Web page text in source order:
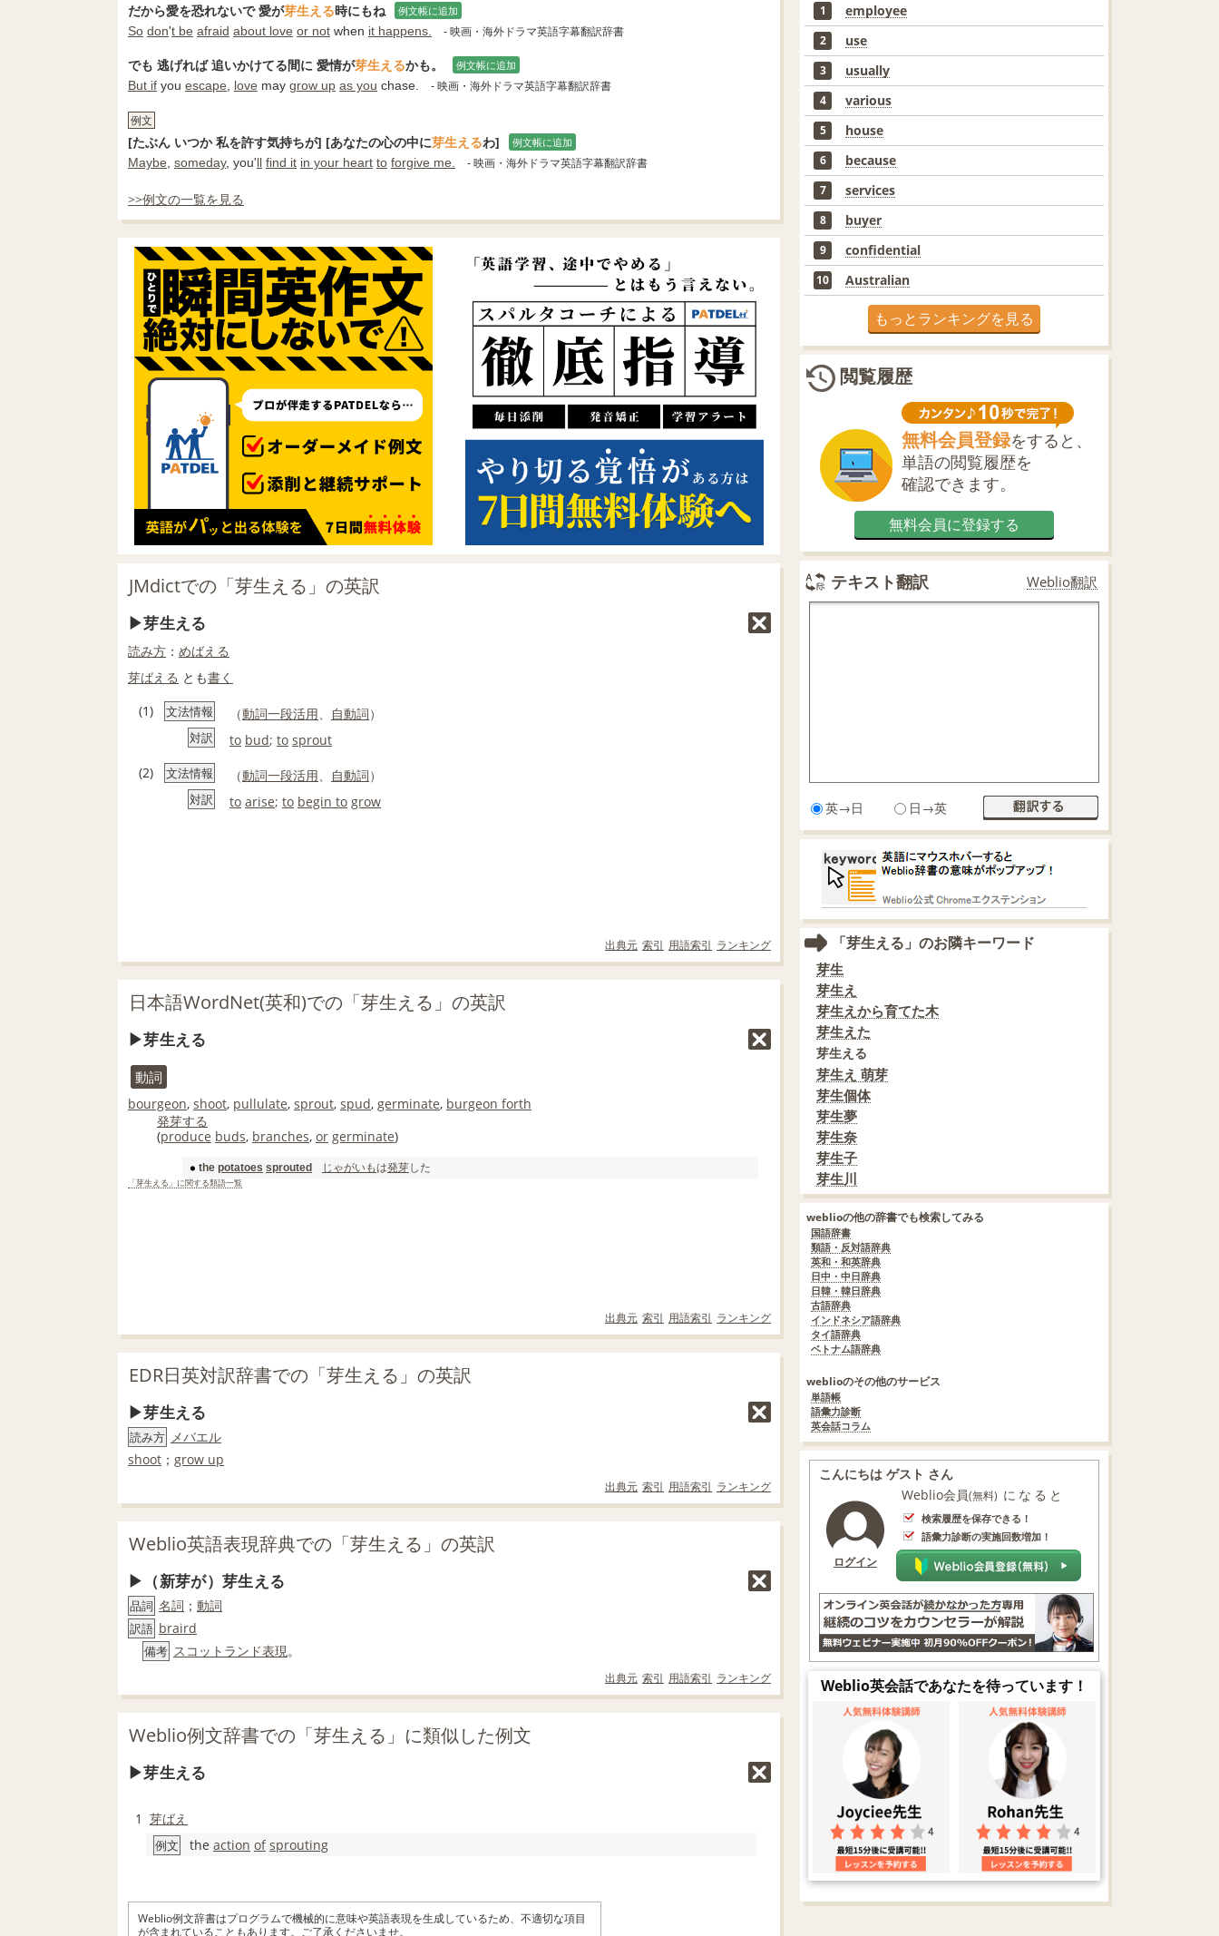
だから愛を恐れないで 愛が芽生える時にもね 例文帳に追加
So don't be afraid about love or not when it happens. - 映画・海外ドラマ英語字幕翻訳辞書
でも 逃げれば 追いかけてる間に 愛情が芽生えるかも。 例文帳に追加
But if you escape love may grow up as you chase. - 映画・海外ドラマ英語字幕翻訳辞書
例文
[たぶん いつか 私を許す気持ちが] [あなたの心の中に芽生えるわ] 例文帳に追加
Maybe someday, you'll find it in your heart to forgive me. - 映画・海外ドラマ英語字幕翻訳辞書
>>例文の一覧を見る
JMdictでの「芽生える」の英訳
芽生える
読み方 ： めばえる
芽ばえる とも書く
(1)
文法情報 （動詞一段活用 自動詞）
対訳 to bud; to sprout
(2)
文法情報 （動詞一段活用 自動詞）
対訳 to arise; to begin to grow
出典元 索引 用語索引 ランキング
日本語WordNet(英和)での「芽生える」の英訳
芽生える
動詞
bourgeon, shoot, pullulate, sprout, spud, germinate, burgeon forth
発芽する
(produce buds, branches, or germinate)
the potatoes sprouted じゃがいもは発芽した
「芽生える」に関する類語一覧
出典元 索引 用語索引 ランキング
EDR日英対訳辞書での「芽生える」の英訳
芽生える
読み方 メバエル
shoot ； grow up
出典元 索引 用語索引 ランキング
Weblio英語表現辞典での「芽生える」の英訳
（新芽が）芽生える
品詞 名詞 ； 動詞
訳語 braird
備考 スコットランド表現 。
出典元 索引 用語索引 ランキング
Weblio例文辞書での「芽生える」に類似した例文
芽生える
1 芽ばえ
例文 the action of sprouting
Weblio例文辞書はプログラムで機械的に意味や英語表現を生成しているため、不適切な項目
が含まれていることもあります。ご了承くださいませ。
1 employee
2 use
3 usually
4 various
5 house
6 because
7 services
8 buyer
9 confidential
10 Australian
もっとランキングを見る
閲覧履歴
無料会員登録をすると、
単語の閲覧履歴を
確認できます。
無料会員に登録する
テキスト翻訳 Weblio翻訳
英→日 日→英
「芽生える」のお隣キーワード
芽生
芽生え
芽生えから育てた木
芽生えた
芽生える
芽生え 萌芽
芽生個体
芽生夢
芽生奈
芽生子
芽生川
weblioの他の辞書でも検索してみる
国語辞書
類語・反対語辞典
英和・和英辞典
日中・中日辞典
日韓・韓日辞典
古語辞典
インドネシア語辞典
タイ語辞典
ベトナム語辞典
weblioのその他のサービス
単語帳
語彙力診断
英会話コラム
こんにちは ゲスト さん
ログイン
Weblio会員(無料) になると
検索履歴を保存できる！
語彙力診断の実施回数増加！
Weblio英会話であなたを待っています！